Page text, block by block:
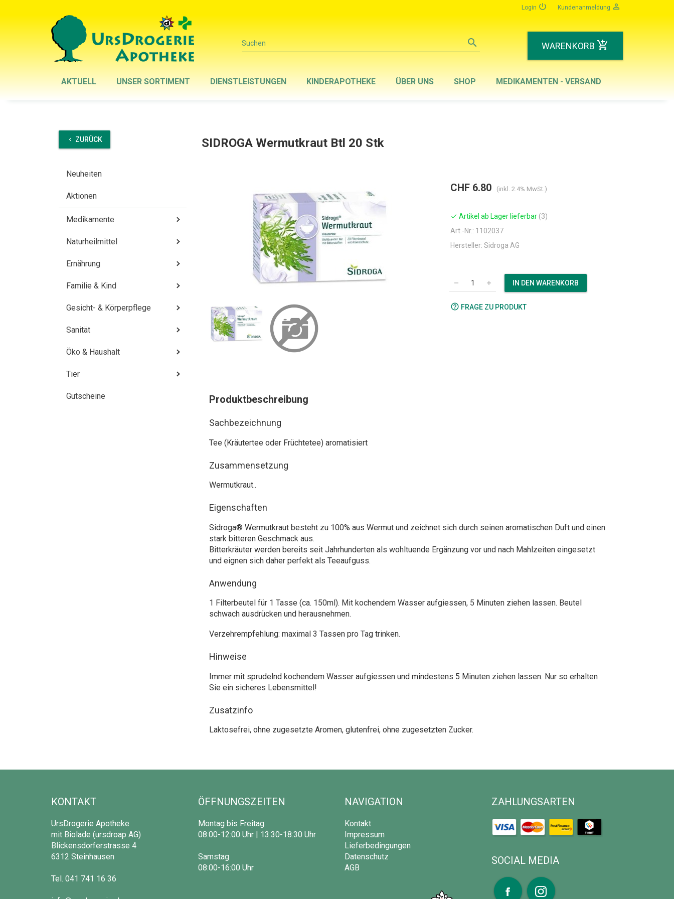
Login power_settings_new Kundenanmeldung person_outline
Suchen search WARENKORB add_shopping_cart
AKTUELL UNSER SORTIMENT DIENSTLEISTUNGEN KINDERAPOTHEKE ÜBER UNS SHOP MEDIKAMENTEN - VERSAND
chevron_left ZURÜCK
Neuheiten
Aktionen
Medikamente
Naturheilmittel
Ernährung
Familie & Kind
Gesicht- & Körperpflege
Sanität
Öko & Haushalt
Tier
Gutscheine
SIDROGA Wermutkraut Btl 20 Stk
CHF 6.80 (inkl. 2.4% MwSt.)
check Artikel ab Lager lieferbar (3)
Art.-Nr.: 1102037
Hersteller: Sidroga AG
remove add IN DEN WARENKORB
help_outline FRAGE ZU PRODUKT
Produktbeschreibung
Sachbezeichnung
Tee (Kräutertee oder Früchtetee) aromatisiert
Zusammensetzung
Wermutkraut..
Eigenschaften
Sidroga® Wermutkraut besteht zu 100% aus Wermut und zeichnet sich durch seinen aromatischen Duft und einen
stark bitteren Geschmack aus.
Bitterkräuter werden bereits seit Jahrhunderten als wohltuende Ergänzung vor und nach Mahlzeiten eingesetzt
und eignen sich daher perfekt als Teeaufguss.
Anwendung
1 Filterbeutel für 1 Tasse (ca. 150ml). Mit kochendem Wasser aufgiessen, 5 Minuten ziehen lassen. Beutel
schwach ausdrücken und herausnehmen.
Verzehrempfehlung: maximal 3 Tassen pro Tag trinken.
Hinweise
Immer mit sprudelnd kochendem Wasser aufgiessen und mindestens 5 Minuten ziehen lassen. Nur so erhalten
Sie ein sicheres Lebensmittel!
Zusatzinfo
Laktosefrei, ohne zugesetzte Aromen, glutenfrei, ohne zugesetzten Zucker.
KONTAKT
UrsDrogerie Apotheke
mit Biolade (ursdroap AG)
Blickensdorferstrasse 4
6312 Steinhausen
Tel. 041 741 16 36
ÖFFNUNGSZEITEN
Montag bis Freitag
08:00-12:00 Uhr | 13:30-18:30 Uhr
Samstag
08:00-16:00 Uhr
NAVIGATION
Kontakt
Impressum
Lieferbedingungen
Datenschutz
AGB
ZAHLUNGSARTEN
SOCIAL MEDIA